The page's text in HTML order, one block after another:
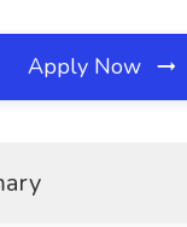
Apply Now